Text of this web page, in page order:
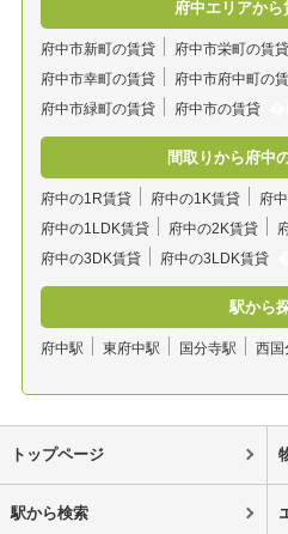
府中エリアか
府中市新町の賃貸 府中市栄町の賃貸
府中市幸町の賃貸
府中市府中町の
府中市緑町の賃貸
府中市の賃貸
間取りから府中
府中の1R賃貸 府中の1K賃貸
府
府中の1LDK賃貸
府中の2K賃貸
府中の3DK賃貸
府中の3LDK賃貸
駅から
府中駅 東府中駅 国分寺駅 西国
トップページ
駅から検索